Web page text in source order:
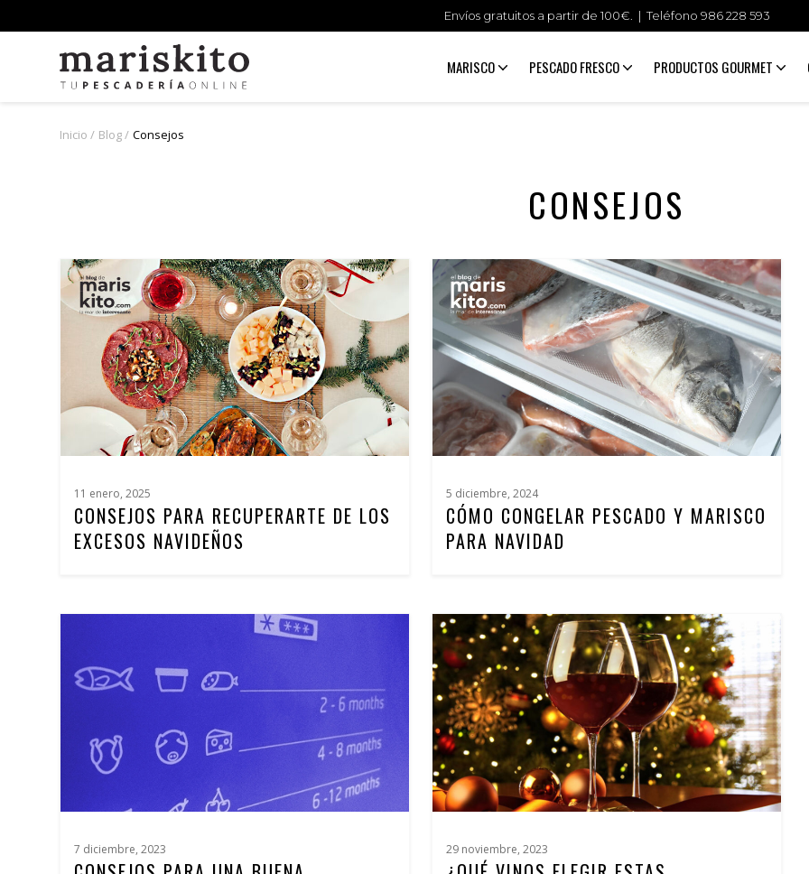
Envíos gratuitos a partir de 100€. | Teléfono 986 228 593
MARISCO PESCADO FRESCO PRODUCTOS GOURMET
Inicio Blog Consejos
CONSEJOS
11 enero, 2025
CONSEJOS PARA RECUPERARTE DE LOS
EXCESOS NAVIDEÑOS
5 diciembre, 2024
CÓMO CONGELAR PESCADO Y MARISCO
PARA NAVIDAD
7 diciembre, 2023 29 noviembre, 2023